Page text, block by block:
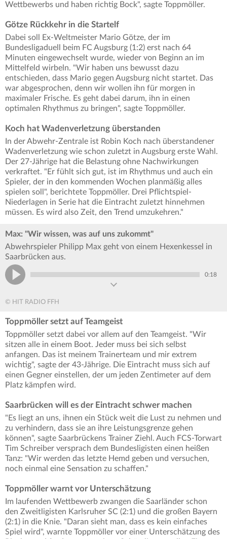
Wettbewerbs und haben richtig Bock", sagte Toppmöller.
Götze Rückkehr in die Startelf
Dabei soll Ex-Weltmeister Mario Götze, der im
Bundesligaduell beim FC Augsburg (1:2) erst nach 64
Minuten eingewechselt wurde, wieder von Beginn an im
Mittelfeld wirbeln. "Wir haben uns bewusst dazu
entschieden, dass Mario gegen Augsburg nicht startet. Das
war abgesprochen, denn wir wollen ihn für morgen in
maximaler Frische. Es geht dabei darum, ihn in einen
optimalen Rhythmus zu bringen", sagte Toppmöller.
Koch hat Wadenverletzung überstanden
In der Abwehr-Zentrale ist Robin Koch nach überstandener
Wadenverletzung wie schon zuletzt in Augsburg erste Wahl.
Der 27-Jährige hat die Belastung ohne Nachwirkungen
verkraftet. "Er fühlt sich gut, ist im Rhythmus und auch ein
Spieler, der in den kommenden Wochen planmäßig alles
spielen soll", berichtete Toppmöller. Drei Pflichtspiel-
Niederlagen in Serie hat die Eintracht zuletzt hinnehmen
müssen. Es wird also Zeit, den Trend umzukehren."
Max: "Wir wissen, was auf uns zukommt"
Abwehrspieler Philipp Max geht von einem Hexenkessel in
Saarbrücken aus.
0:18
© HIT RADIO FFH
Toppmöller setzt auf Teamgeist
Toppmöller setzt dabei vor allem auf den Teamgeist. "Wir
sitzen alle in einem Boot. Jeder muss bei sich selbst
anfangen. Das ist meinem Trainerteam und mir extrem
wichtig", sagte der 43-Jährige. Die Eintracht muss sich auf
einen Gegner einstellen, der um jeden Zentimeter auf dem
Platz kämpfen wird.
Saarbrücken will es der Eintracht schwer machen
"Es liegt an uns, ihnen ein Stück weit die Lust zu nehmen und
zu verhindern, dass sie an ihre Leistungsgrenze gehen
können", sagte Saarbrückens Trainer Ziehl. Auch FCS-Torwart
Tim Schreiber versprach dem Bundesligisten einen heißen
Tanz: "Wir werden das letzte Hemd geben und versuchen,
noch einmal eine Sensation zu schaffen."
Toppmöller warnt vor Unterschätzung
Im laufenden Wettbewerb zwangen die Saarländer schon
den Zweitligisten Karlsruher SC (2:1) und die großen Bayern
(2:1) in die Knie. "Daran sieht man, dass es kein einfaches
Spiel wird", warnte Toppmöller vor einer Unterschätzung des